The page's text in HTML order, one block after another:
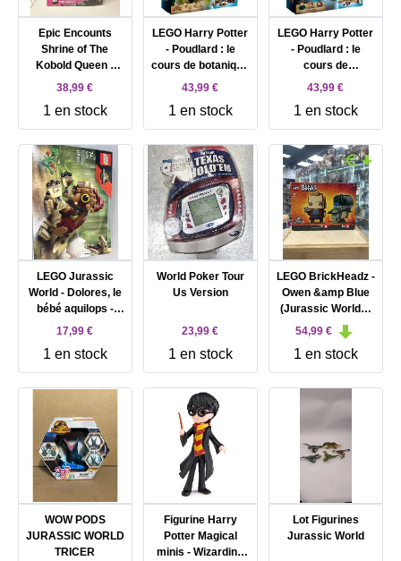
Epic Encounts
Shrine of The
Kobold Queen -
Jeu de rôle RPG
Miniatures Tapis de
Jeu Double Face et
Livre d aventure
Game Master avec
statistiques de
Monstres
Compatible 5E
38,99 €
1 en stock
LEGO Harry Potter
- Poudlard : le
cours de botanique
- 76384
43,99 €
1 en stock
LEGO Harry Potter
- Poudlard : le
cours de
métamorphose -
43,99 €
1 en stock
LEGO Jurassic
World - Dolores, le
bébé aquilops -
76970
17,99 €
1 en stock
World Poker Tour
Us Version
23,99 €
1 en stock
LEGO BrickHeadz -
Owen &amp Blue
(Jurassic World) -
41614
54,99 €
1 en stock
WOW PODS
JURASSIC WORLD
TRICER
Figurine Harry
Potter Magical
minis - Wizarding
Lot Figurines
Jurassic World